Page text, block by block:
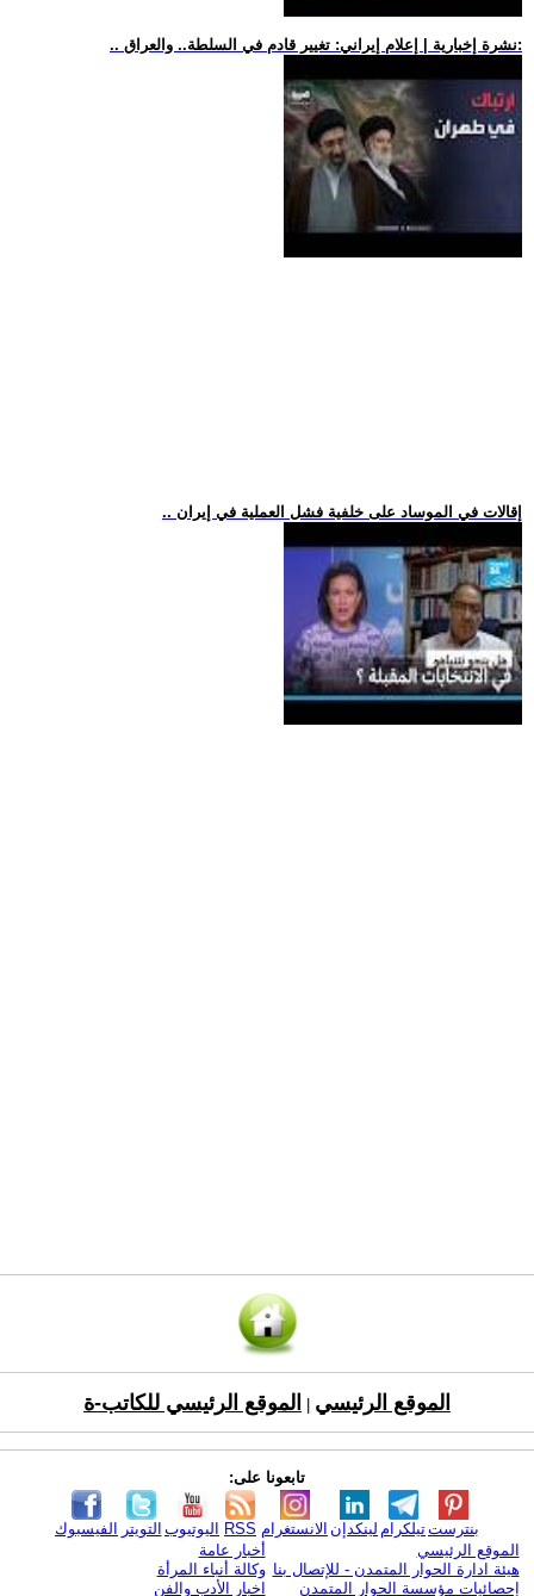
.. نشرة إخبارية | إعلام إيراني: تغيير قادم في السلطة.. والعراق:
.. إقالات في الموساد على خلفية فشل العملية في إيران
الموقع الرئيسي الموقع الرئيسي للكاتب-ة
تابعونا على:
الفيسبوك التويتر اليوتيوب RSS الانستغرام لينكدإن تيلكرامبنترست
الموقع الرئيسي
هيئة ادارة الحوار المتمدن - للإتصال بنا
إحصائيات مؤسسة الحوار المتمدن
أخبار عامة
وكالة أنباء المرأة
اخبار الأدب والفن